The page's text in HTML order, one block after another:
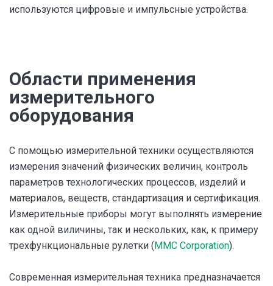
используются цифровые и импульсные устройства.
Области применения
измерительного
оборудования
С помощью измерительной техники осуществляются
измерения значений физических величин, контроль
параметров технологических процессов, изделий и
материалов, веществ, стандартизация и сертификация.
Измерительные приборы могут выполнять измерение
как одной виличины, так и нескольких, как, к примеру
трехфункциональные рулетки (MMC Corporation).
Современная измерительная техника предназначается